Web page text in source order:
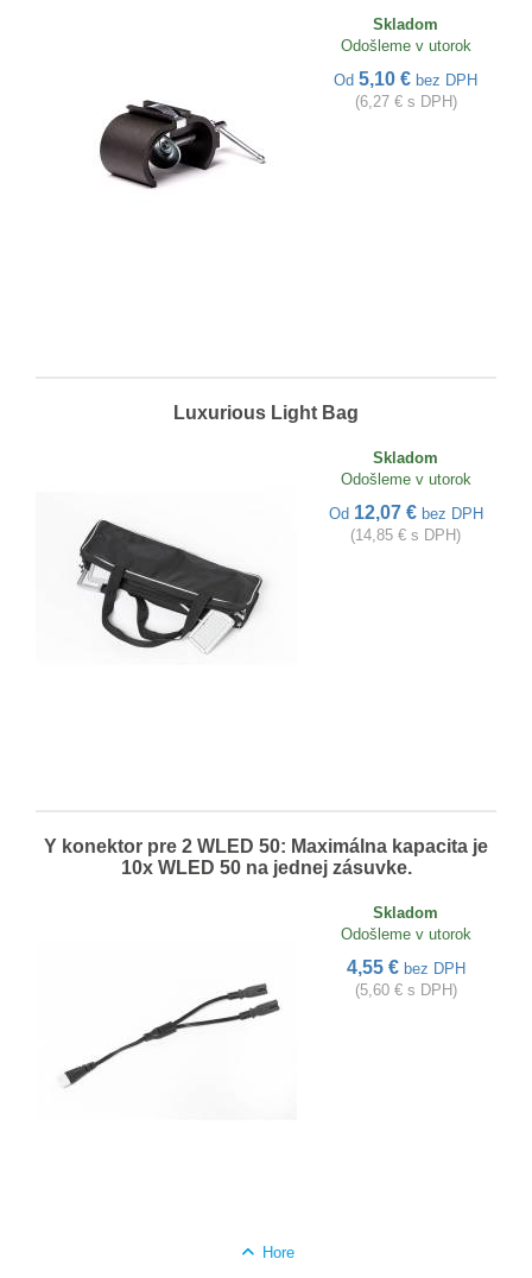
Skladom
Odošleme v utorok
Od 5,10 € bez DPH
(6,27 € s DPH)
Luxurious Light Bag
Skladom
Odošleme v utorok
Od 12,07 € bez DPH
(14,85 € s DPH)
Y konektor pre 2 WLED 50: Maximálna kapacita je
10x WLED 50 na jednej zásuvke.
Skladom
Odošleme v utorok
4,55 € bez DPH
(5,60 € s DPH)
Hore